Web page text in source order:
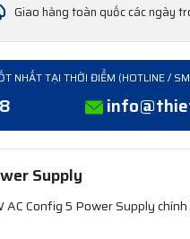
Giao hàng toàn quốc các ngày
NHẤT TẠI THỜI ĐIỂM (HOTLINE /
Supply
AC Config 5 Power Supply